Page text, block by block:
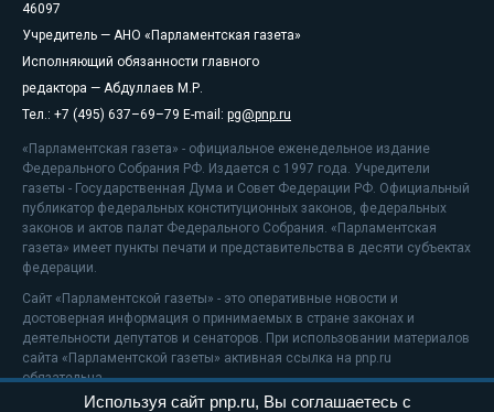
46097
Учредитель — АНО «Парламентская газета»
Исполняющий обязанности главного
редактора — Абдуллаев М.Р.
Тел.: +7 (495) 637–69–79 E-mail: pg@pnp.ru
«Парламентская газета» - официальное еженедельное издание
Федерального Собрания РФ. Издается с 1997 года. Учредители
газеты - Государственная Дума и Совет Федерации РФ. Официальный
публикатор федеральных конституционных законов, федеральных
законов и актов палат Федерального Собрания. «Парламентская
газета» имеет пункты печати и представительства в десяти субъектах
федерации.
Сайт «Парламентской газеты» - это оперативные новости и
достоверная информация о принимаемых в стране законах и
деятельности депутатов и сенаторов. При использовании материалов
сайта «Парламентской газеты» активная ссылка на pnp.ru
обязательна.
Используя сайт pnp.ru, Вы соглашаетесь с